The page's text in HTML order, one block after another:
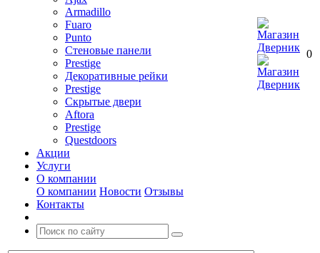
Armadillo
Fuaro
Punto
Стеновые панели
Prestige
Декоративные рейки
Prestige
Скрытые двери
Aftora
Prestige
Questdoors
Акции
Услуги
О компании
О компании Новости Отзывы
Контакты
0